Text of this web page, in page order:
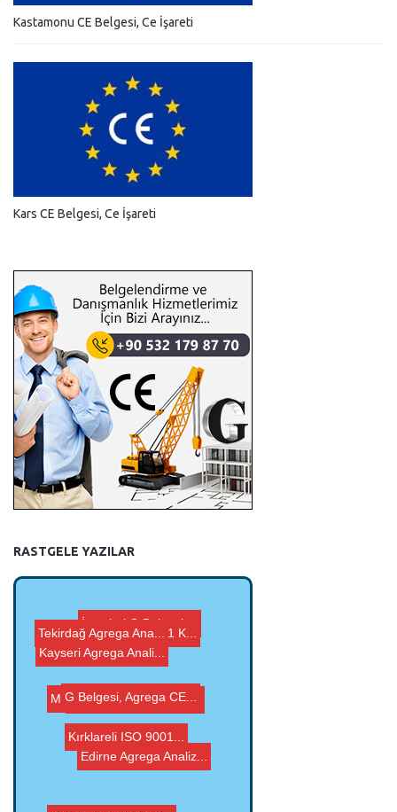
Kastamonu CE Belgesi, Ce İşareti
Kars CE Belgesi, Ce İşareti
RASTGELE YAZILAR
Manisa ISO 9001 Kali...
Adıyaman ISO 9001 K...
Kırklareli ISO 9001...
Kars Agrega Analizi,...
G Belgesi, Agrega CE...
Tekirdağ Agrega Ana...
Edirne Agrega Analiz...